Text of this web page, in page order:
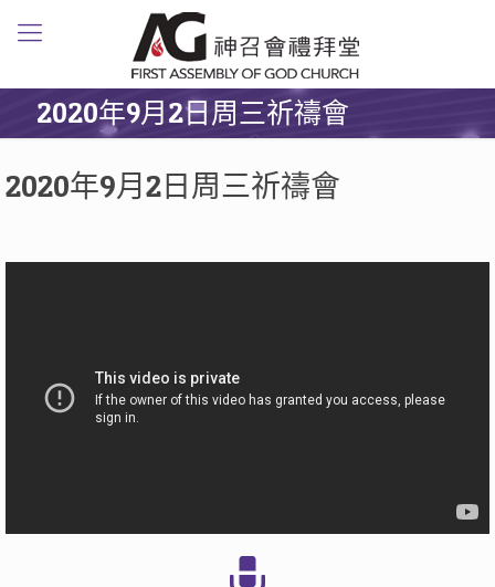
2020年9月2日周三祈禱會
2020年9月2日周三祈禱會